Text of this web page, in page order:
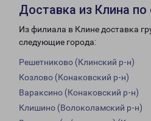
Доставка из Клина по
Из филиала в Клине доставка
следующие города:
Решетниково (Клинский р-н)
Козлово (Конаковский р-н)
Вараксино (Конаковский р-н)
Клишино (Волоколамский р-н)